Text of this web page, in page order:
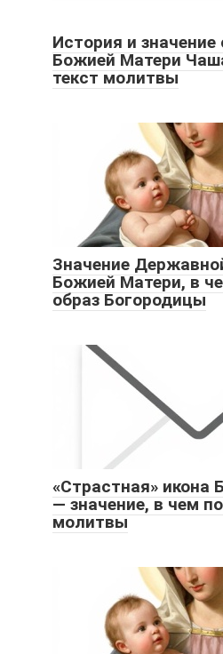
История и
Божией Матери
текст молитвы
Значение
Божией Матери, в
образ Богородицы
«Страстная» икона
— значение, в чем
молитвы